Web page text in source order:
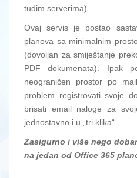
tuđim serverima).
Ovaj servis je postao
planova sa minimalnim
(dovoljan za smiještanje
PDF dokumenata). Ipak
neograničen prostor po
problem registrovati svoje
brisati email naloge za
jednostavno i u „tri klika“.
Zasigurno i više nego
na jedan od Office 365